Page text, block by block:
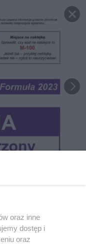
oraz inne
dostęp i
oraz